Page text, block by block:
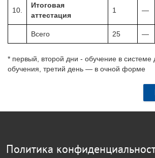
10.
Итоговая
аттестация
1 —
Всего 25 —
* первый, второй дни - обучение в системе
обучения, третий день — в очной форме
Политика